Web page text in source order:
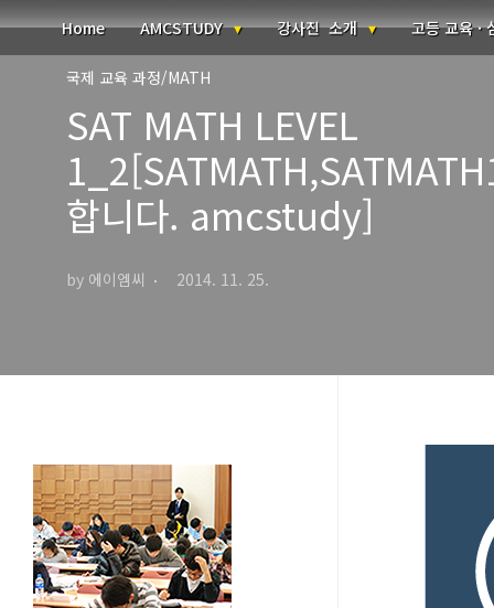
Home AMCSTUDY 강사진 소개 고등 교육 ·
국제 교육 과정/MATH
SAT MATH LEVEL
합니다. amcstudy]
by 에이엠씨 2014. 11. 25.